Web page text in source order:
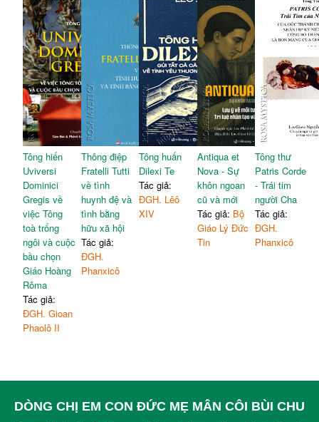
Tông hiến
Uviversi
Dominici
Gregis về
việc Tông
toà trống
ngôi và cuộc
bầu chọn
Giáo Hoàng
Rôma
Tác giả:
ĐGH. Gioan
Phaolô II
Thông điệp
Fratelli Tutti
về tình
huynh đệ và
tình bằng
hữu xã hội
Tác giả:
ĐGH.
Phanxicô
Tông huấn
Dilexi Te
Tác giả:
ĐGH. Lêô
XIV
Antiqua et
Nova - Sự
khôn ngoan
cũ và mới
Tác giả: Bộ
Giáo Lý Đức
Tin
Tông thư
Patris Corde
- Trái tim
người Cha
Tác giả:
ĐGH.
Phanxicô
DÒNG CHỊ EM CON ĐỨC MẸ MÂN CÔI BÙI CHU